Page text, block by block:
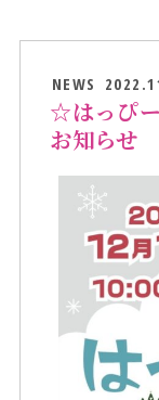
NEWS
☆はっぴ
お知らせ